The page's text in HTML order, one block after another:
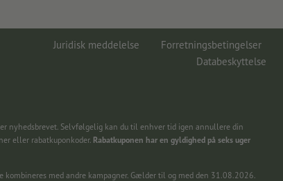
Juridisk meddelelse
Forretningsbetingelser
Databeskyttelse
nyhedsbrevet. Selvfølgelig kan du til enhver tid igen annullere din
eller rabatkuponkoder. Rabatkuponen har en gyldighed på seks uger
med andre kampagner. Gælder til og med den 31.08.2026.